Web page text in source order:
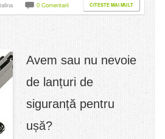
0 Comentarii CITESTE MAI MULT
Avem sau nu nevoie
de lanțuri de
siguranță pentru
ușă?